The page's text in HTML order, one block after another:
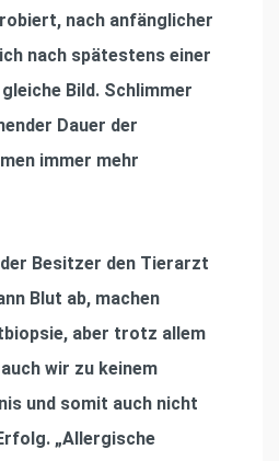
nach anfänglicher
nach spätestens einer
Bild. Schlimmer
Dauer der
immer mehr
Besitzer den Tierarzt
Blut ab, machen
aber trotz allem
wir zu keinem
und somit auch nicht
„Allergische